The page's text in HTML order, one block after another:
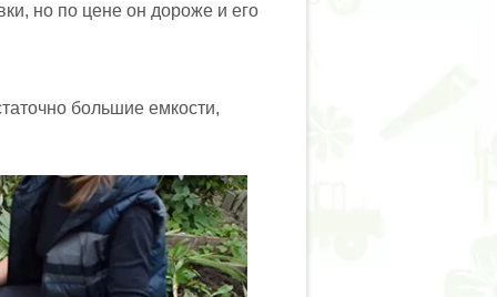
но по цене он дороже и его
большие емкости,